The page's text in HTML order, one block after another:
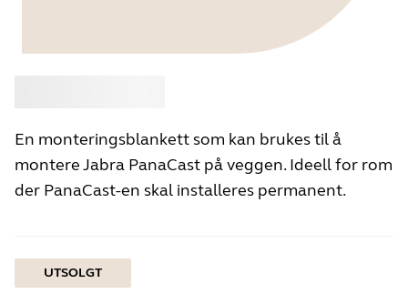
En monteringsblankett som kan brukes til å
montere Jabra PanaCast på veggen. Ideell for rom
der PanaCast-en skal installeres permanent.
UTSOLGT